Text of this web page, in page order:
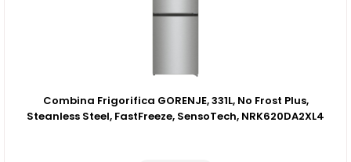
Combina Frigorifica GORENJE, 331L, No Frost Plus,
Steanless Steel, FastFreeze, SensoTech, NRK620DA2XL4